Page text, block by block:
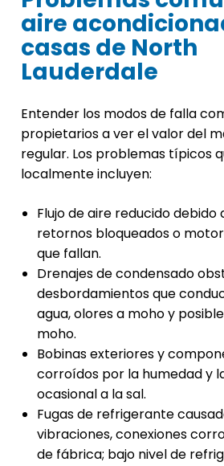
aire
casas de North
Lauderdale
Entender los modos de falla
propietarios a ver el valor del
regular. Los problemas típicos
localmente incluyen:
Flujo de aire reducido debido
retornos bloqueados o
que fallan.
Drenajes de condensado
desbordamientos que
agua, olores a moho y
moho.
Bobinas exteriores y
corroídos por la humedad y
ocasional a la sal.
Fugas de refrigerante
vibraciones, conexiones
de fábrica; bajo nivel de